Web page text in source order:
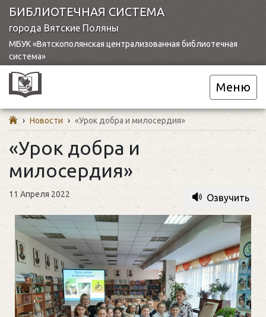
БИБЛИОТЕЧНАЯ СИСТЕМА
города Вятские Поляны
МБУК «Вятскополянская централизованная библиотечная
система»
Меню
› Новости › «Урок добра и милосердия»
«Урок добра и
милосердия»
11 Апреля 2022 Озвучить